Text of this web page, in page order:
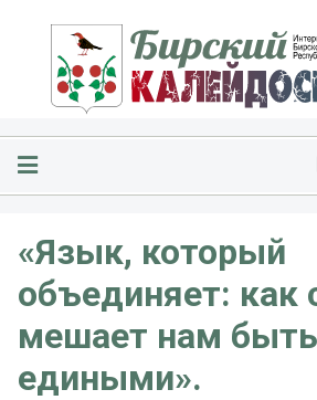
«Язык, который
объединяет: как
мешает нам быть
едиными».